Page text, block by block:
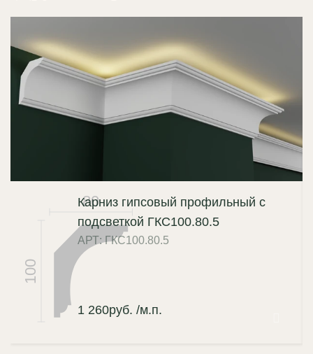
80
100
Карниз гипсовый профильный с
подсветкой ГКС100.80.5
АРТ: ГКС100.80.5
1 260руб. /м.п.